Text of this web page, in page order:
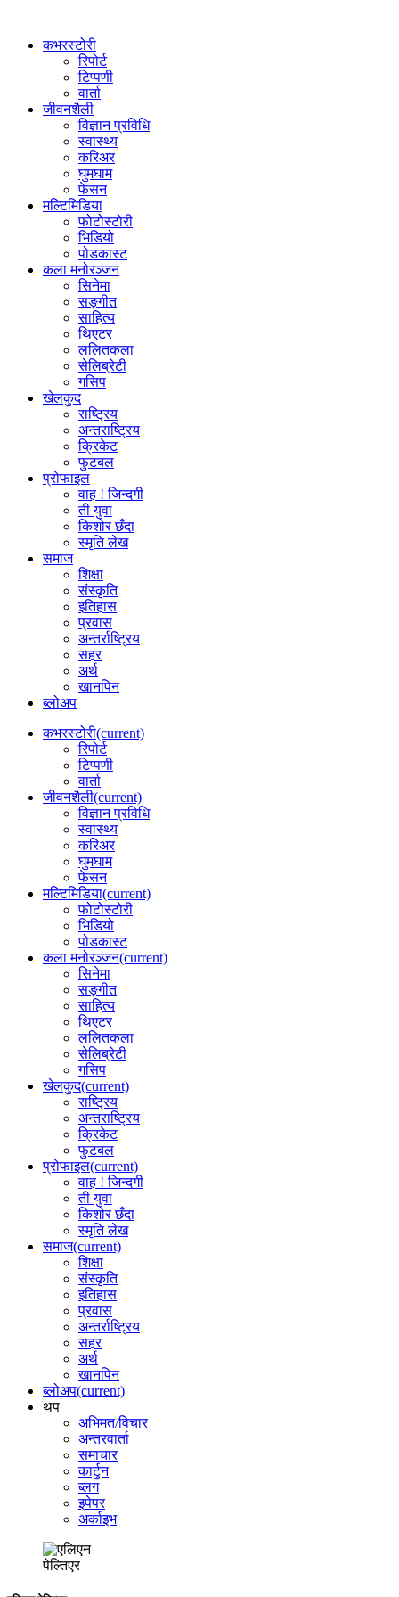
कभरस्टोरी
रिपोर्ट
टिप्पणी
वार्ता
जीवनशैली
विज्ञान प्रविधि
स्वास्थ्य
करिअर
घुमघाम
फेसन
मल्टिमिडिया
फोटोस्टोरी
भिडियो
पोडकास्ट
कला मनोरञ्जन
सिनेमा
सङ्गीत
साहित्य
थिएटर
ललितकला
सेलिब्रेटी
गसिप
खेलकुद
राष्ट्रिय
अन्तराष्ट्रिय
क्रिकेट
फुटबल
प्रोफाइल
वाह ! जिन्दगी
ती युवा
किशोर छँदा
स्मृति लेख
समाज
शिक्षा
संस्कृति
इतिहास
प्रवास
अन्तर्राष्ट्रिय
सहर
अर्थ
खानपिन
ब्लोअप
कभरस्टोरी(current)
रिपोर्ट
टिप्पणी
वार्ता
जीवनशैली(current)
विज्ञान प्रविधि
स्वास्थ्य
करिअर
घुमघाम
फेसन
मल्टिमिडिया(current)
फोटोस्टोरी
भिडियो
पोडकास्ट
कला मनोरञ्जन(current)
सिनेमा
सङ्गीत
साहित्य
थिएटर
ललितकला
सेलिब्रेटी
गसिप
खेलकुद(current)
राष्ट्रिय
अन्तराष्ट्रिय
क्रिकेट
फुटबल
प्रोफाइल(current)
वाह ! जिन्दगी
ती युवा
किशोर छँदा
स्मृति लेख
समाज(current)
शिक्षा
संस्कृति
इतिहास
प्रवास
अन्तर्राष्ट्रिय
सहर
अर्थ
खानपिन
ब्लोअप(current)
थप
अभिमत/विचार
अन्तरवार्ता
समाचार
कार्टुन
ब्लग
इपेपर
अर्काइभ